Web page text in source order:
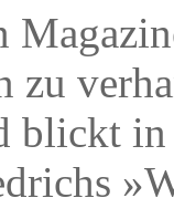
zu
blickt